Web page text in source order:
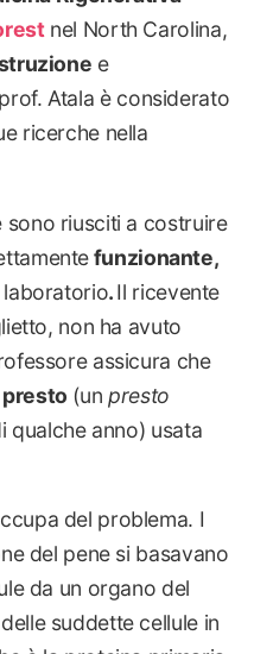
nel North Carolina,
e
Atala è considerato
ricerche nella
sono riusciti a costruire
funzionante,
laboratorio.Il ricevente
non ha avuto
assicura che
presto (un presto
qualche anno) usata
del problema. I
del pene si basavano
da un organo del
delle suddette cellule in